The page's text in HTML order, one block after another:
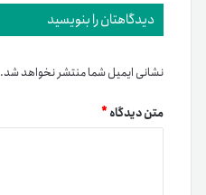
دیدگاهتان را بنویسید
نشانی ایمیل شما منتشر نخواهد شد.
متن دیدگاه*